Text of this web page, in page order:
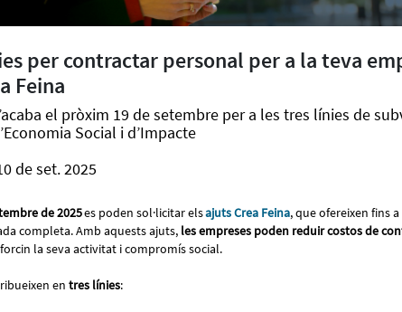
per contractar personal per a la teva
Feina
el pròxim 19 de setembre per a les tres línies de
Social i d’Impacte
de set. 2025
de 2025es poden sol·licitar elsajuts Crea Feina, que ofereixen fins
completa. Amb aquests ajuts, les empreses poden reduir costos de
la seva activitat i compromís social.
en tres línies: